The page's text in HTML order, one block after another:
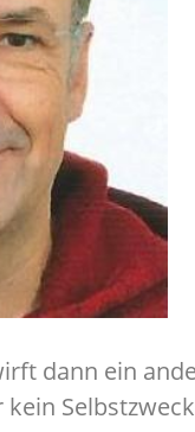
dann ein
kein